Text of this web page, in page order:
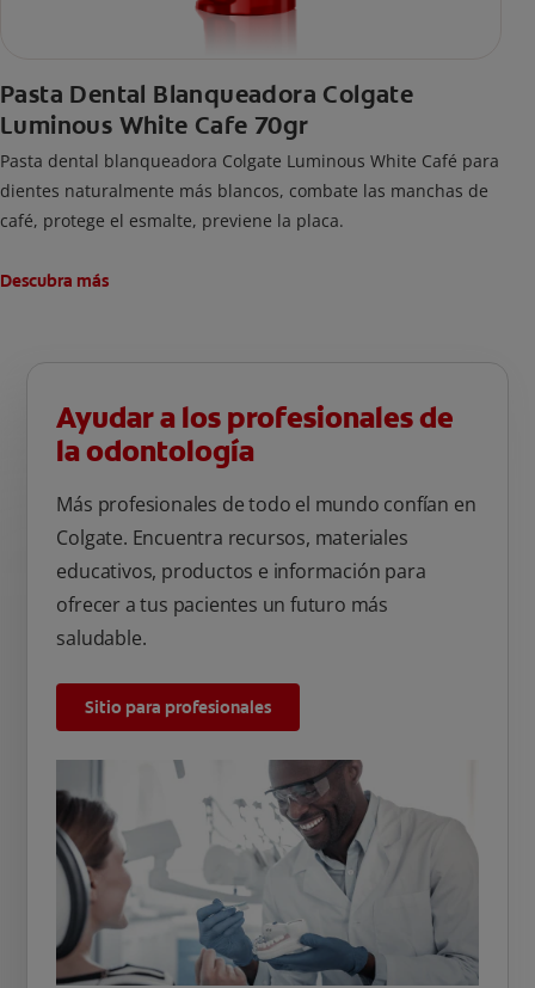
Pasta Dental Blanqueadora Colgate
Luminous White Cafe 70gr
Pasta dental blanqueadora Colgate Luminous White Café para
dientes naturalmente más blancos, combate las manchas de
café, protege el esmalte, previene la placa.
Descubra más
Ayudar a los profesionales de
la odontología
Más profesionales de todo el mundo confían en
Colgate. Encuentra recursos, materiales
educativos, productos e información para
ofrecer a tus pacientes un futuro más
saludable.
Sitio para profesionales